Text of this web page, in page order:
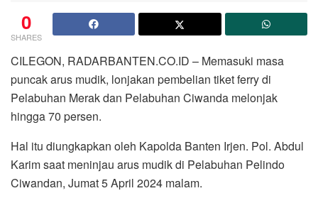
0
SHARES
CILEGON, RADARBANTEN.CO.ID – Memasuki masa
puncak arus mudik, lonjakan pembelian tiket ferry di
Pelabuhan Merak dan Pelabuhan Ciwanda melonjak
hingga 70 persen.
Hal itu diungkapkan oleh Kapolda Banten Irjen. Pol. Abdul
Karim saat meninjau arus mudik di Pelabuhan Pelindo
Ciwandan, Jumat 5 April 2024 malam.